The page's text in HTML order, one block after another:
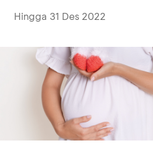
Hingga 31 Des 2022